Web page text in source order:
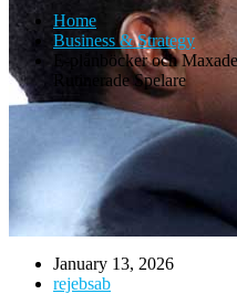
Home
Business & Strategy
E-plånböcker och
Rutinerade Spelare
January 13, 2026
rejebsab